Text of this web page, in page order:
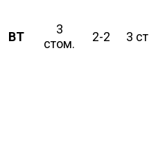
ВТ
3
стом.
2-2 3 ст